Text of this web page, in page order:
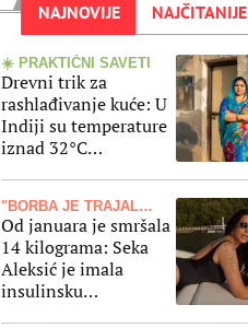
NAJNOVIJE NAJČITANIJE
☀️ PRAKTIČNI SAVETI
Drevni trik za
rashlađivanje kuće: U
Indiji su temperature
iznad 32°C
vrele dane
"BORBA JE TRAJALA MESECIMA"
Od januara je smršala
14 kilograma: Seka
Aleksić je imala
insulinsku